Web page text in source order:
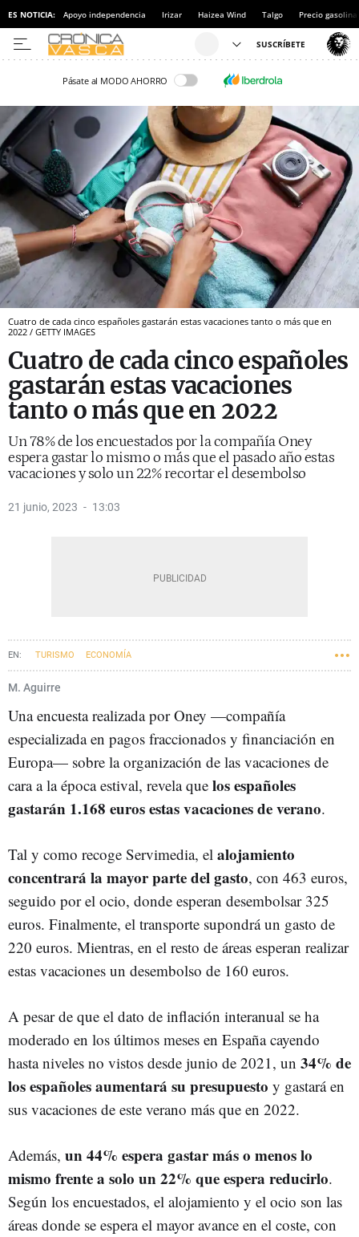
ES NOTICIA: Apoyo independencia Irizar Haizea Wind Talgo Precio gasolina
Pásate al MODO AHORRO
Cuatro de cada cinco españoles gastarán estas vacaciones tanto o más que en
2022 / GETTY IMAGES
Cuatro de cada cinco españoles
gastarán estas vacaciones
tanto o más que en 2022
Un 78% de los encuestados por la compañía Oney
espera gastar lo mismo o más que el pasado año estas
vacaciones y solo un 22% recortar el desembolso
21 junio, 2023 13:03
TURISMO ECONOMÍA
M. Aguirre
Una encuesta realizada por Oney —compañía
especializada en pagos fraccionados y financiación en
Europa— sobre la organización de las vacaciones de
cara a la época estival, revela que los españoles
gastarán 1.168 euros estas vacaciones de verano.
Tal y como recoge Servimedia, el alojamiento
concentrará la mayor parte del gasto, con 463 euros,
seguido por el ocio, donde esperan desembolsar 325
euros. Finalmente, el transporte supondrá un gasto de
220 euros. Mientras, en el resto de áreas esperan realizar
estas vacaciones un desembolso de 160 euros.
A pesar de que el dato de inflación interanual se ha
moderado en los últimos meses en España cayendo
hasta niveles no vistos desde junio de 2021, un 34% de
los españoles aumentará su presupuesto y gastará en
sus vacaciones de este verano más que en 2022.
Además, un 44% espera gastar más o menos lo
mismo frente a solo un 22% que espera reducirlo.
Según los encuestados, el alojamiento y el ocio son las
áreas donde se espera el mayor avance en el coste, con